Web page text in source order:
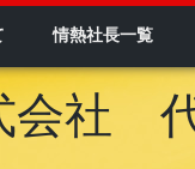
情熱社長一覧
会社